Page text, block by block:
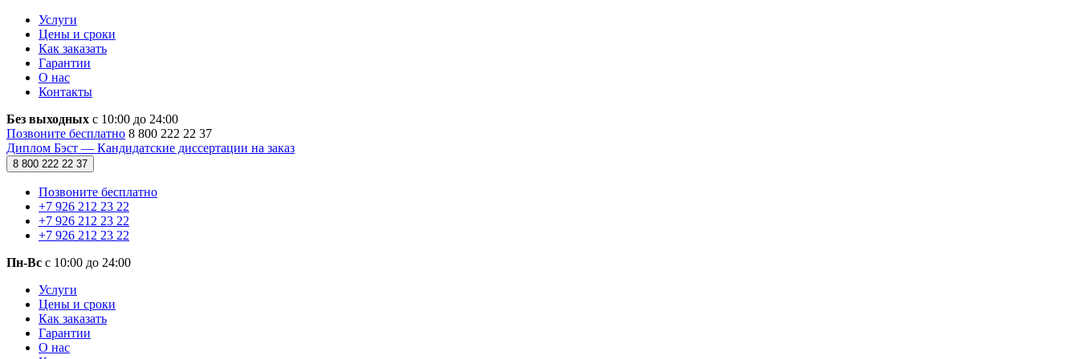
Услуги
Цены и сроки
Как заказать
Гарантии
О нас
Контакты
Без выходных с 10:00 до 24:00
Позвоните бесплатно 8 800 222 22 37
Диплом Бэст — Кандидатские диссертации на заказ
8 800 222 22 37
Позвоните бесплатно
+7 926 212 23 22
+7 926 212 23 22
+7 926 212 23 22
Пн-Вс с 10:00 до 24:00
Услуги
Цены и сроки
Как заказать
Гарантии
О нас